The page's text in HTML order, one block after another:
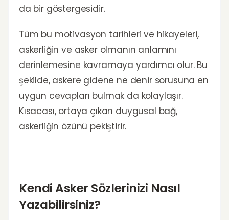
da bir göstergesidir.
Tüm bu motivasyon tarihleri ve hikayeleri,
askerliğin ve asker olmanın anlamını
derinlemesine kavramaya yardımcı olur. Bu
şekilde, askere gidene ne denir sorusuna en
uygun cevapları bulmak da kolaylaşır.
Kısacası, ortaya çıkan duygusal bağ,
askerliğin özünü pekiştirir.
Kendi Asker Sözlerinizi Nasıl
Yazabilirsiniz?